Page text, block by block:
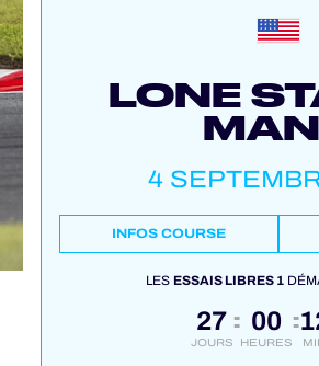
LONE
4
INFOS COURSE
LESESSAIS LIBRES 1
27
JOURS
: 00
HEURES
: